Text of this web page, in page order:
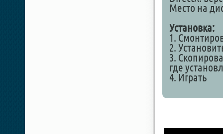
Место на
Установка:
1.
2.
3.
где
4. Играть